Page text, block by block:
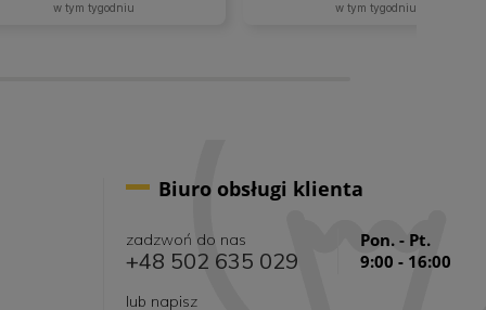
W sama raz dla mnie, tak jak
w tym tygodniu w tym tygodniu
Biuro obsługi klienta
zadzwoń do nas
+48 502 635 029
Pon. - Pt.
9:00 - 16:00
lub napisz